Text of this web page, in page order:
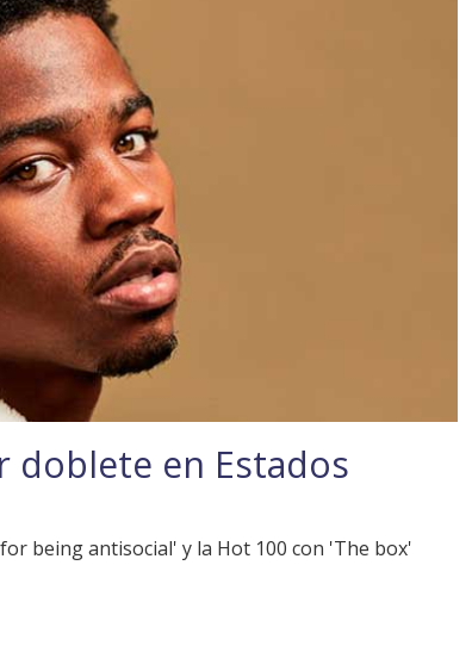
doblete en Estados
being antisocial' y la Hot 100 con 'The box'